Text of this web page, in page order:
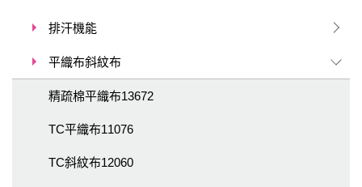
排汗機能
平織布斜紋布
精疏棉平織布13672
TC平織布11076
TC斜紋布12060